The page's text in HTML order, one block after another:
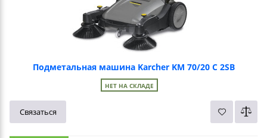
Подметальная машина Karcher KM 70/20 C 2SB
НЕТ НА СКЛАДЕ
Связаться